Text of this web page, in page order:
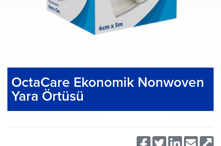
OctaCare Ekonomik Nonwoven
Yara Örtüsü